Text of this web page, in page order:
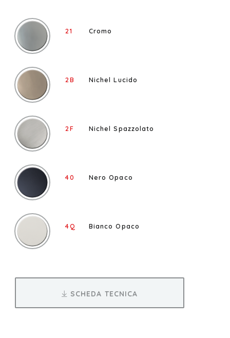
21 Cromo
2B Nichel Lucido
2F Nichel Spazzolato
40 Nero Opaco
4Q Bianco Opaco
SCHEDA TECNICA